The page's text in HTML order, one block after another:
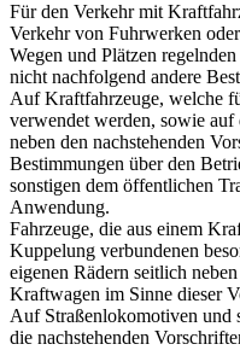
Für den Verkehr mit
Verkehr von Fuhrwerken
Wegen und Plätzen
nicht nachfolgend andere
Auf Kraftfahrzeuge, welche
verwendet werden, sowie auf
neben den nachstehenden
Bestimmungen über den
sonstigen dem öffentlichen
Anwendung.
Fahrzeuge, die aus einem
Kuppelung verbundenen
eigenen Rädern seitlich
Kraftwagen im Sinne dieser
Auf Straßenlokomotiven und
die nachstehenden